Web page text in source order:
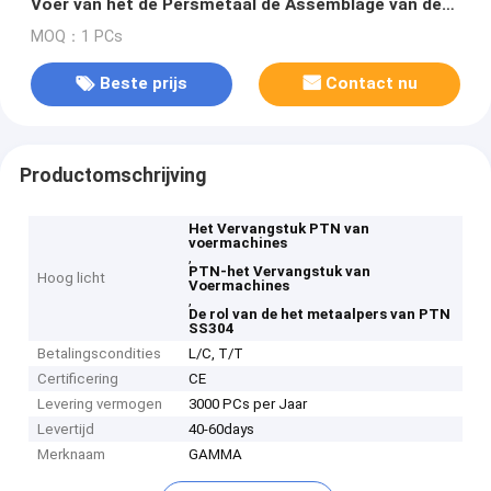
Voer van het de Persmetaal de Assemblage van de
de Persrol
MOQ：1 PCs
Beste prijs Contact nu
Productomschrijving
Hoog licht
Het Vervangstuk PTN van
voermachines
,
PTN-het Vervangstuk van
Voermachines
,
De rol van de het metaalpers van PTN
SS304
Betalingscondities
L/C, T/T
Certificering
CE
Levering vermogen
3000 PCs per Jaar
Levertijd
40-60days
Merknaam
GAMMA